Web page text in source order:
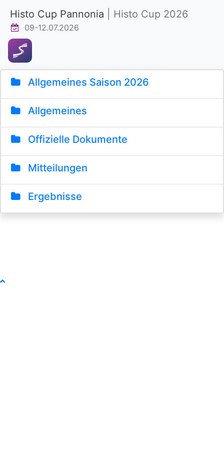
Histo Cup Pannonia | Histo Cup 2026
09-12.07.2026
Allgemeines Saison 2026
Allgemeines
Offizielle Dokumente
Mitteilungen
Ergebnisse